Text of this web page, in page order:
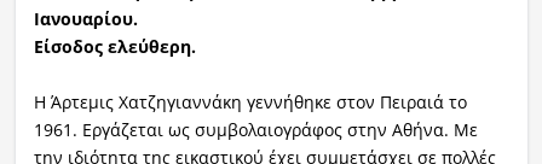
Ιανουαρίου.
Είσοδος ελεύθερη.
Η Άρτεμις Χατζηγιαννάκη γεννήθηκε στον Πειραιά το
1961. Εργάζεται ως συμβολαιογράφος στην Αθήνα. Με
την ιδιότητα της εικαστικού έχει συμμετάσχει σε πολλές